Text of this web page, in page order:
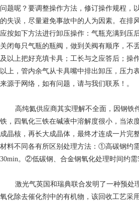
问题呢？要调整操作方法，修订操作规程，
的失误，尽量避免事故中的人为因素。在排
应按如下方法进行卸压操作：气瓶充满到压
关闭每只气瓶的瓶阀，做到关阀有顺序，不
及以上把好充填卡具；工长与之应答后；操
以上，管内余气从卡具嘴中排出卸压，压力
来源于网络，如有问题，请与我们联系！。
高纯氦供应商其实理解不全面，因钢铁
铁，四氧化三铁在碱液中溶解度很小，当浓
成晶核，再长大成晶体，最终才连成一片完
材料不同各有所区别处理方法：①高碳钢约
30min。②低碳钢、合金钢氧化处理时间约需
激光气英国和瑞典联合发明了一种预处
氧化除去催化剂中的有机物，该回收工艺采